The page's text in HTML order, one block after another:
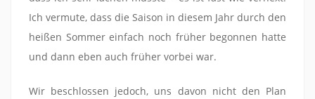
Ich vermute, dass die Saison in diesem Jahr durch den
heißen Sommer einfach noch früher begonnen hatte
und dann eben auch früher vorbei war.
Wir beschlossen jedoch, uns davon nicht den Plan